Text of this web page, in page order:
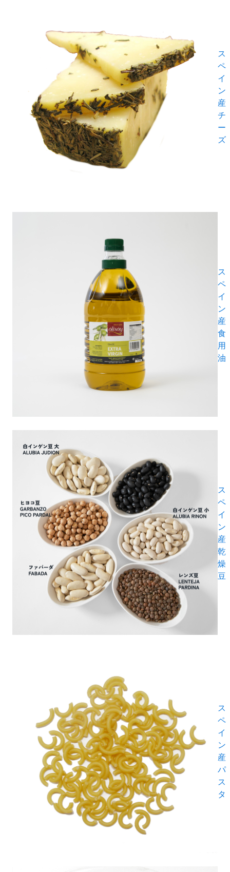
ス
ペ
イ
ン
産
チ
ー
ズ
ス
ペ
イ
ン
産
食
用
油
ス
ペ
イ
ン
産
乾
燥
豆
ス
ペ
イ
ン
産
パ
ス
タ